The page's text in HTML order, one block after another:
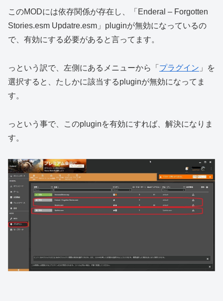
このMODには依存関係が存在し、「Enderal – Forgotten
Stories.esm Updatre.esm」pluginが無効になっているの
で、有効にする必要があると言ってます。
っという訳で、左側にあるメニューから「 プラグイン 」を
選択すると、たしかに該当するpluginが無効になってま
す。
っという事で、このpluginを有効にすれば、解決になりま
す。